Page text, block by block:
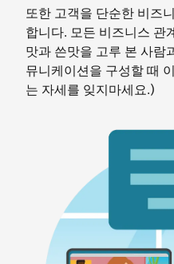
또한 고객을 단순한 비즈
합니다. 모든 비즈니스 관
맛과 쓴맛을 고루 본 사람
뮤니케이션을 구성할 때
는 자세를 잊지마세요.)